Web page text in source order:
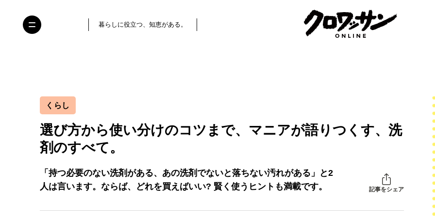
暮らしに役立つ、知恵がある。
くらし
選び方から使い分けのコツまで、マニアが語りつくす、洗
剤のすべて。
「持つ必要のない洗剤がある、あの洗剤でないと落ちない汚れがある」と2
人は言います。ならば、どれを買えばいい? 賢く使うヒントも満載です。
記事をシェア